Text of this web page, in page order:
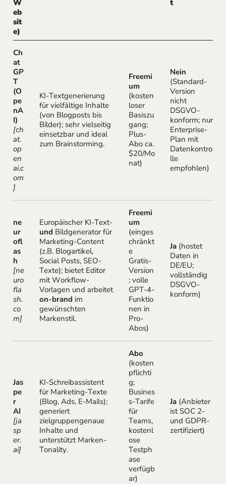
W
eb
sit
e)
t
Ch
at
GP
T
(O
pe
nA
I)
[ch
at.
op
en
ai.c
om
]
KI-Textgenerierung
für vielfältige Inhalte
(von Blogposts bis
Bilder); sehr vielseitig
einsetzbar und ideal
zum Brainstorming.
Freemi
um
(kosten
loser
Basiszu
gang;
Plus-
Abo ca.
$20/Mo
nat)
Nein
(Standard-
Version
nicht
DSGVO-
konform; nur
Enterprise-
Plan mit
Datenkontro
lle
empfohlen)
ne
ur
ofl
as
h
[ne
uro
fla
sh.
co
m]
Europäischer KI-Text-
und Bildgenerator für
Marketing-Content
(z.B. Blogartikel,
Social Posts, SEO-
Texte); bietet Editor
mit Workflow-
Vorlagen und arbeitet
on-brand im
gewünschten
Markenstil.
Freemi
um
(einges
chränkt
e
Gratis-
Version
; volle
GPT-4-
Funktio
nen in
Pro-
Abos)
Ja(hostet
Daten in
DE/EU;
vollständig
DSGVO-
konform)
Jas
pe
r
AI
[ja
sp
er.
ai]
KI-Schreibassistent
für Marketing-Texte
(Blog, Ads, E-Mails);
generiert
zielgruppengenaue
Inhalte und
unterstützt Marken-
Tonality.
Abo
(kosten
pflichti
g;
Busines
s-Tarife
für
Teams,
kostenl
ose
Testph
ase
verfügb
ar)
Ja(Anbieter
ist SOC 2-
und GDPR-
zertifiziert)